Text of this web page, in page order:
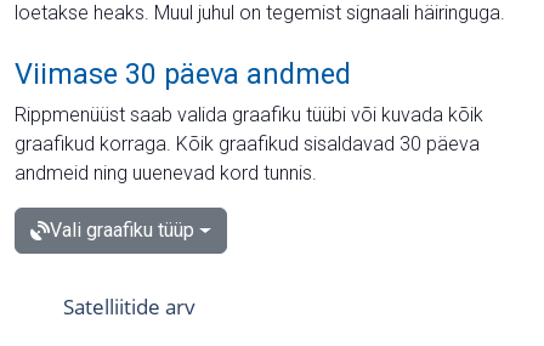
loetakse heaks. Muul juhul on tegemist signaali häiringuga.
Viimase 30 päeva andmed
Rippmenüüst saab valida graafiku tüübi või kuvada kõik
graafikud korraga. Kõik graafikud sisaldavad 30 päeva
andmeid ning uuenevad kord tunnis.
Vali graafiku tüüp
Satelliitide arv